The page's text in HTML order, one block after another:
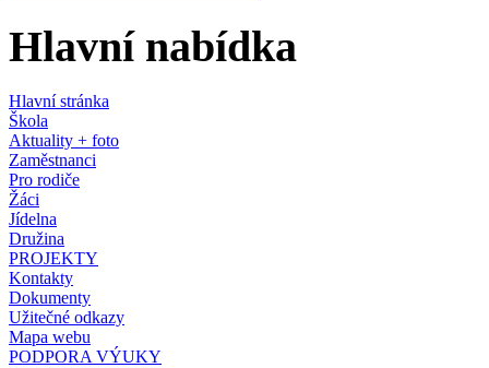
Hlavní nabídka
Hlavní stránka
Škola
Aktuality + foto
Zaměstnanci
Pro rodiče
Žáci
Jídelna
Družina
PROJEKTY
Kontakty
Dokumenty
Užitečné odkazy
Mapa webu
PODPORA VÝUKY